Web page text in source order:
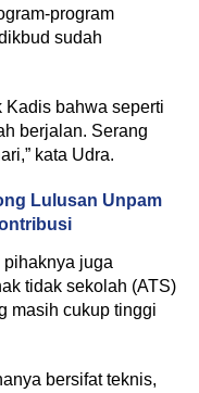
program
sudah
Kadis bahwa seperti
berjalan. Serang
kata Udra.
Lulusan Unpam
pihaknya juga
tidak sekolah (ATS)
masih cukup tinggi
bersifat teknis,